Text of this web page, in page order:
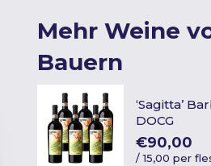
Mehr Weine
Bauern
‘Sagitta’
DOCG
€90,00
/15,00 per